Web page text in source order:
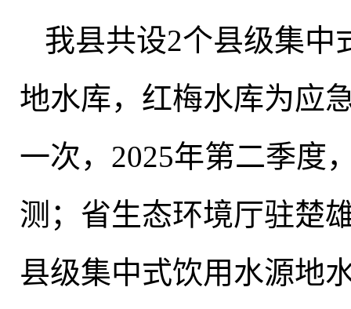
我县共设2个县级集中
地水库，红梅水库为应
一次，2025年第二季度
测 ； 省生态环境厅驻楚
县级集中式饮用水源地